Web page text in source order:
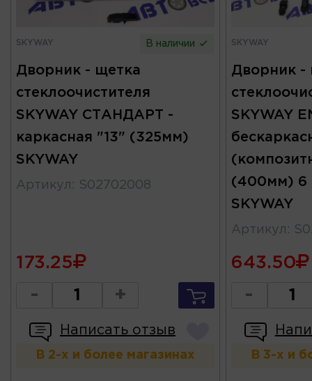
SKYWAY В наличии
Дворник - щетка
стеклоочистителя
SKYWAY СТАНДАРТ -
каркасная "13" (325мм)
SKYWAY
Артикул : S02702008
173.25
- +
Написать отзыв
В 2-х и более магазинах
SKYWAY
Дворник -
SKYWAY
(400мм) 6
SKYWAY
Артикул :
643.50
-
В 3-х и